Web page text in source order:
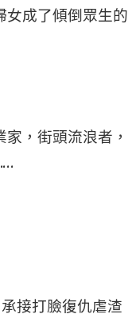
女成了傾倒眾生的
，街頭流浪者，
接打臉復仇虐渣